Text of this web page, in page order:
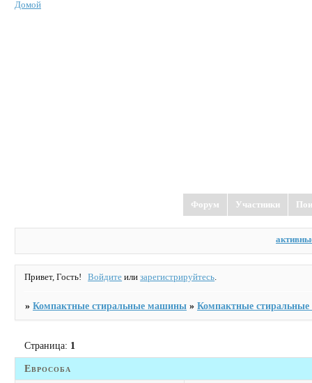
Домой
Форум Участники
Привет, Гость! Войдите илизарегистрируйтесь.
»Компактные стиральные машины »Компактные
Еврособа
Страница: 1